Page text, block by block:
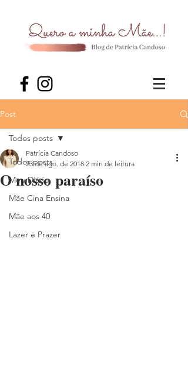
Post
Todos posts
Meu Diário
Mãe Cina Ensina
Mãe aos 40
Lazer e Prazer
Todos posts
O nosso paraíso
Patrícia Candoso
23 de ago. de 2018 2 min de leitura